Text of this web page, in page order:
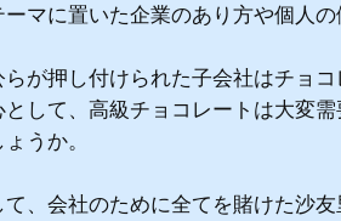
マに置いた企業のあり方や個人
が押し付けられた子会社はチョ
して、高級チョコレートは大変
うか。
、会社のために全てを賭けた沙